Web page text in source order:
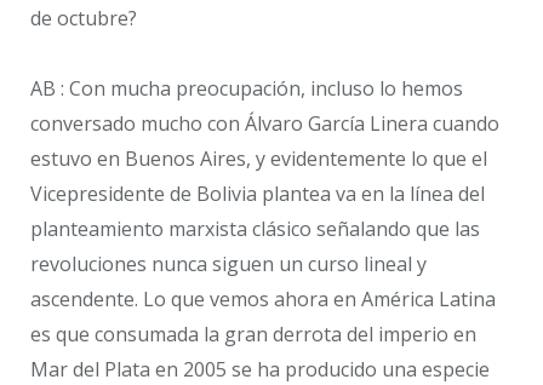
de octubre?
AB : Con mucha preocupación, incluso lo hemos
conversado mucho con Álvaro García Linera cuando
estuvo en Buenos Aires, y evidentemente lo que el
Vicepresidente de Bolivia plantea va en la línea del
planteamiento marxista clásico señalando que las
revoluciones nunca siguen un curso lineal y
ascendente. Lo que vemos ahora en América Latina
es que consumada la gran derrota del imperio en
Mar del Plata en 2005 se ha producido una especie